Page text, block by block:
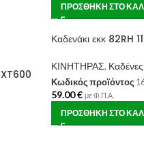
ΠΡΟΣΘΉΚΗ ΣΤΟ
Καδενάκι εκκ 82RH
ΚΙΝΗΤΗΡΑΣ, Καδένες
Κωδικός προϊόντος
59.00€ με Φ.Π.Α.
ΠΡΟΣΘΉΚΗ ΣΤΟ